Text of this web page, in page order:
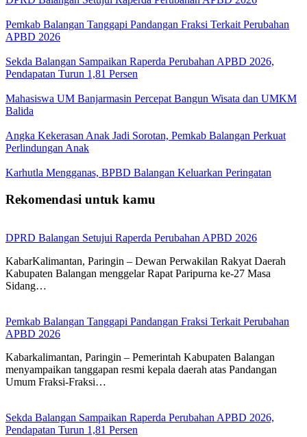
Pemkab Balangan Tanggapi Pandangan Fraksi Terkait Perubahan
APBD 2026
Sekda Balangan Sampaikan Raperda Perubahan APBD 2026,
Pendapatan Turun 1,81 Persen
Mahasiswa UM Banjarmasin Percepat Bangun Wisata dan UMKM
Balida
Angka Kekerasan Anak Jadi Sorotan, Pemkab Balangan Perkuat
Perlindungan Anak
Karhutla Mengganas, BPBD Balangan Keluarkan Peringatan
Rekomendasi untuk kamu
DPRD Balangan Setujui Raperda Perubahan APBD 2026
KabarKalimantan, Paringin – Dewan Perwakilan Rakyat Daerah
Kabupaten Balangan menggelar Rapat Paripurna ke-27 Masa
Sidang…
Pemkab Balangan Tanggapi Pandangan Fraksi Terkait Perubahan
APBD 2026
Kabarkalimantan, Paringin – Pemerintah Kabupaten Balangan
menyampaikan tanggapan resmi kepala daerah atas Pandangan
Umum Fraksi-Fraksi…
Sekda Balangan Sampaikan Raperda Perubahan APBD 2026,
Pendapatan Turun 1,81 Persen